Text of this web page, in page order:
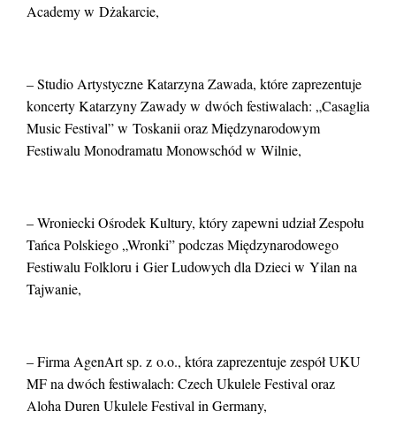
Academy w Dżakarcie,
– Studio Artystyczne Katarzyna Zawada, które zaprezentuje
koncerty Katarzyny Zawady w dwóch festiwalach: „Casaglia
Music Festival” w Toskanii oraz Międzynarodowym
Festiwalu Monodramatu Monowschód w Wilnie,
– Wroniecki Ośrodek Kultury, który zapewni udział Zespołu
Tańca Polskiego „Wronki” podczas Międzynarodowego
Festiwalu Folkloru i Gier Ludowych dla Dzieci w Yilan na
Tajwanie,
– Firma AgenArt sp. z o.o., która zaprezentuje zespół UKU
MF na dwóch festiwalach: Czech Ukulele Festival oraz
Aloha Duren Ukulele Festival in Germany,